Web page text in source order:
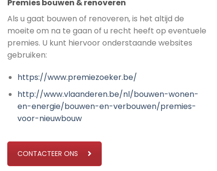
Premies bouwen & renoveren
Als u gaat bouwen of renoveren, is het altijd de
moeite om na te gaan of u recht heeft op eventuele
premies. U kunt hiervoor onderstaande websites
gebruiken:
https://www.premiezoeker.be/
http://www.vlaanderen.be/nl/bouwen-wonen-
en-energie/bouwen-en-verbouwen/premies-
voor-nieuwbouw
CONTACTEER ONS